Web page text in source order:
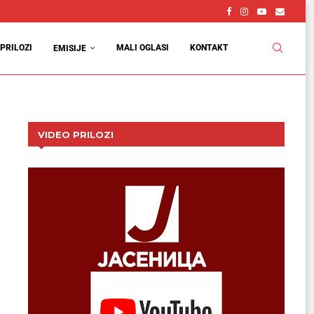
PRILOZI EMISIJE MALI OGLASI KONTAKT
VIDEO PRILOZI